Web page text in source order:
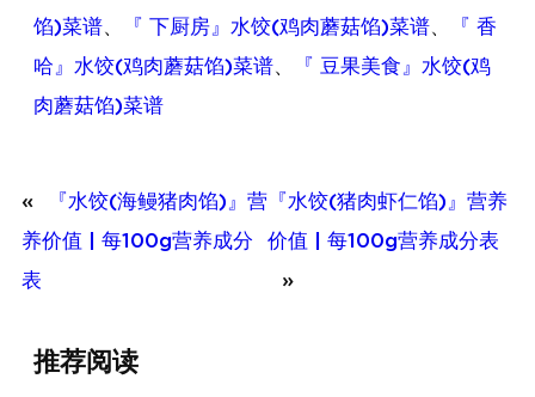
馅)菜谱、 『 下厨房』水饺(鸡肉蘑菇馅)菜谱、
『 香
哈』水饺(鸡肉蘑菇馅)菜谱、
『 豆果美食』水饺(鸡
肉蘑菇馅)菜谱
«
『水饺(海鳗猪肉馅)』营
养价值 | 每100g营养成分
表
『水饺(猪肉虾仁馅)』营养
价值 | 每100g营养成分表
»
推荐阅读